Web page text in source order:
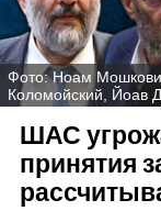
Фото: Ноам
Коломойский, Йоав
ШАС
принятия